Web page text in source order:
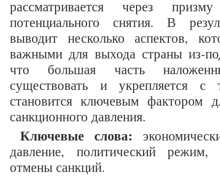
рассматривается через
потенциального снятия. В
выводит несколько аспектов,
важными для выхода страны из-
что большая часть
существовать и укрепляется
становится ключевым фактором
санкционного давления.
Ключевые слова:
давление, политический
отмены санкций.